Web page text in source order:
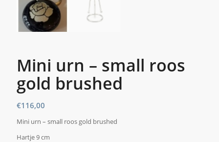
Mini urn – small roos
gold brushed
€116,00
Mini urn – small roos gold brushed
Hartje 9 cm